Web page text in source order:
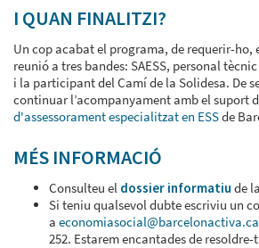
I QUAN FINALITZI?
Un cop acabat el programa, de requerir-ho,
reunió a tres bandes: SAESS, personal
i la participant del Camí de la Solidesa. De
continuar l’acompanyament amb el suport
d'assessorament especialitzat en ESSde
MÉS INFORMACIÓ
Consulteu el dossier informatiu de
Si teniu qualsevol dubte escriviu un
a
252. Estarem encantades de